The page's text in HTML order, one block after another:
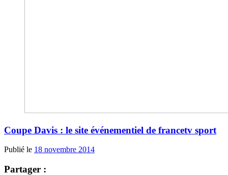
Coupe Davis : le site événementiel de francetv sport
Publié le 18 novembre 2014
Partager :